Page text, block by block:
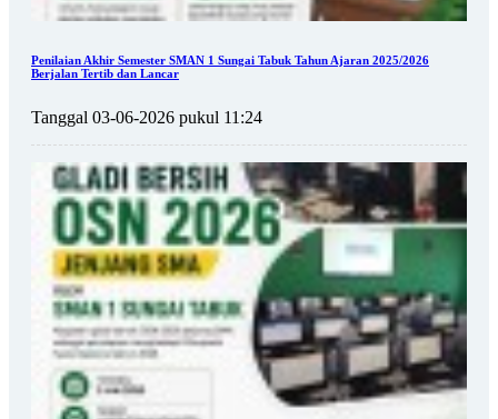
Penilaian Akhir Semester SMAN 1 Sungai Tabuk Tahun Ajaran 2025/2026
Berjalan Tertib dan Lancar
Tanggal 03-06-2026 pukul 11:24